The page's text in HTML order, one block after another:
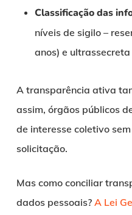
Classificação das
níveis de sigilo –
anos) e ultrassecreta
A transparência ativa
assim, órgãos públicos
de interesse coletivo
solicitação.
Mas como conciliar
dados pessoais? A Lei